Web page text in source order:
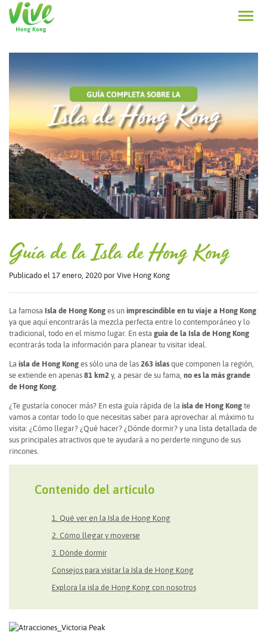
Guía de la Isla de Hong Kong
Publicado el 17 enero, 2020 por Vive Hong Kong
La famosa Isla de Hong Kong es un imprescindible en tu viaje a Hong Kong
ya que aquí encontrarás la mezcla perfecta entre lo contemporáneo y lo
tradicional, todo en el mismo lugar. En esta guía de la Isla de Hong Kong
econtrarás toda la información para planear tu visitar ideal.
La isla de Hong Kong es sólo una de las 263 islas que componen la región,
se extiende en apenas 81 km2 y, a pesar de su fama, no es la más grande
de Hong Kong
¿Te gustaría conocer más? En esta guía rápida de la isla de Hong Kong te
vamos a contar todo lo que necesitas saber para aprovechar al máximo tu
visita: ¿Cómo llegar? ¿Qué hacer? ¿Dónde dormir? y una lista detallada de
sus principales atractivos que te ayudará a no perderte ninguno de sus
rincones.
Contenido del artículo
1. Qué ver en la Isla de Hong Kong
2. Cómo llegar y moverse
3. Dónde dormir
Consejos para visitar la Isla de Hong Kong
Explora la isla de Hong Kong con nosotros